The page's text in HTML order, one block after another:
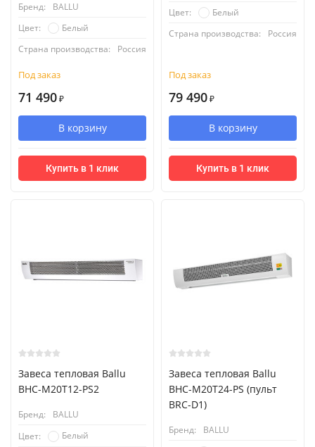
Бренд:
BALLU
Цвет:
Белый
Страна производства:
Россия
Под заказ
71 490 ₽
В корзину
Купить в 1 клик
Цвет:
Белый
Страна производства:
Россия
Под заказ
79 490 ₽
В корзину
Купить в 1 клик
Завеса тепловая Ballu
BHC-M20T12-PS2
Бренд:
BALLU
Цвет:
Белый
Завеса тепловая Ballu
BHC-M20T24-PS (пульт
BRC-D1)
Бренд:
BALLU